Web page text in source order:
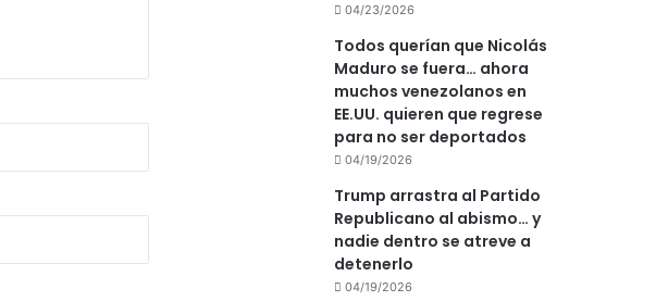
04/23/2026
Todos querían que Nicolás
Maduro se fuera… ahora
muchos venezolanos en
EE.UU. quieren que regrese
para no ser deportados
04/19/2026
Trump arrastra al Partido
Republicano al abismo… y
nadie dentro se atreve a
detenerlo
04/19/2026